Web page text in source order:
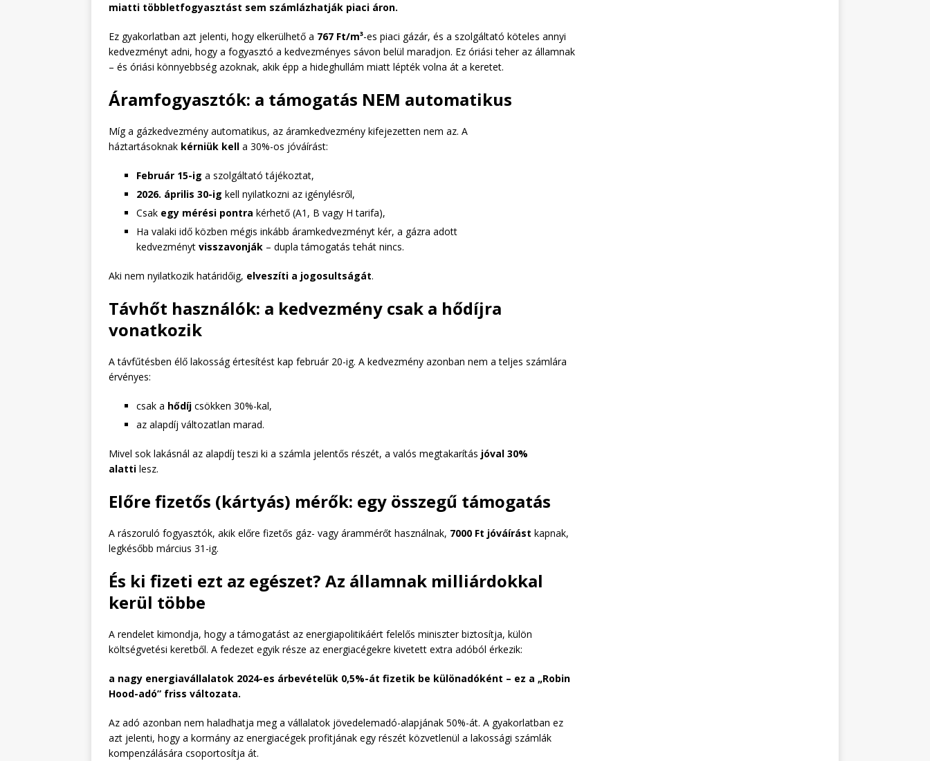
miatti többletfogyasztást sem számlázhatják piaci áron.
Ez gyakorlatban azt jelenti, hogy elkerülhető a 767 Ft/m³-es piaci gázár, és a szolgáltató köteles annyi
kedvezményt adni, hogy a fogyasztó a kedvezményes sávon belül maradjon. Ez óriási teher az államnak
– és óriási könnyebbség azoknak, akik épp a hideghullám miatt lépték volna át a keretet.
Áramfogyasztók: a támogatás NEM automatikus
Míg a gázkedvezmény automatikus, az áramkedvezmény kifejezetten nem az. A
háztartásoknak kérniük kell a 30%-os jóváírást:
Február 15-ig a szolgáltató tájékoztat,
2026. április 30-ig kell nyilatkozni az igénylésről,
Csak egy mérési pontra kérhető (A1, B vagy H tarifa),
Ha valaki idő közben mégis inkább áramkedvezményt kér, a gázra adott
kedvezményt visszavonják – dupla támogatás tehát nincs.
Aki nem nyilatkozik határidőig, elveszíti a jogosultságát.
Távhőt használók: a kedvezmény csak a hődíjra
vonatkozik
A távfűtésben élő lakosság értesítést kap február 20-ig. A kedvezmény azonban nem a teljes számlára
érvényes:
csak a hődíj csökken 30%-kal,
az alapdíj változatlan marad.
Mivel sok lakásnál az alapdíj teszi ki a számla jelentős részét, a valós megtakarítás jóval 30%
alatti lesz.
Előre fizetős (kártyás) mérők: egy összegű támogatás
A rászoruló fogyasztók, akik előre fizetős gáz- vagy árammérőt használnak, 7000 Ft jóváírást kapnak,
legkésőbb március 31-ig.
És ki fizeti ezt az egészet? Az államnak milliárdokkal
kerül többe
A rendelet kimondja, hogy a támogatást az energiapolitikáért felelős miniszter biztosítja, külön
költségvetési keretből. A fedezet egyik része az energiacégekre kivetett extra adóból érkezik:
a nagy energiavállalatok 2024-es árbevételük 0,5%-át fizetik be különadóként – ez a „Robin
Hood-adó” friss változata.
Az adó azonban nem haladhatja meg a vállalatok jövedelemadó-alapjának 50%-át. A gyakorlatban ez
azt jelenti, hogy a kormány az energiacégek profitjának egy részét közvetlenül a lakossági számlák
kompenzálására csoportosítja át.